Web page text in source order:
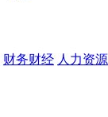
财务财经 人力资源